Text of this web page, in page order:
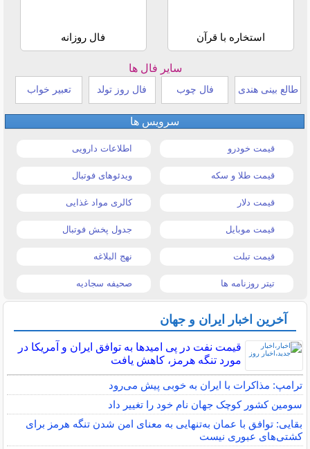
استخاره با قرآن فال روزانه
سایر فال ها
طالع بینی هندی فال چوب فال روز تولد تعبیر خواب
سرویس ها
قیمت خودرو اطلاعات دارویی
قیمت طلا و سکه ویدئوهای فوتبال
قیمت دلار کالری مواد غذایی
قیمت موبایل جدول پخش فوتبال
قیمت تبلت نهج البلاغه
تیتر روزنامه ها صحیفه سجادیه
آخرین اخبار ایران و جهان
قیمت نفت در پی امیدها به توافق ایران و آمریکا در
مورد تنگه هرمز، کاهش یافت
ترامپ: مذاکرات با ایران به خوبی پیش می‌رود
سومین کشور کوچک جهان نام خود را تغییر داد
بقایی: توافق با عمان به‌تنهایی به معنای امن شدن تنگه هرمز برای
کشتی‌های عبوری نیست